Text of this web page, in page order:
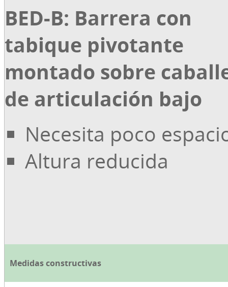
BED-B: Barrera con
tabique pivotante
montado sobre
de articulación bajo
Necesita poco
Altura reducida
Medidas constructivas